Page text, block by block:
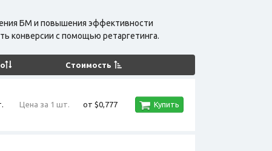
БМ и повышения эффективности
конверсии с помощью ретаргетинга.
Стоимость
Цена за 1 шт. от $0,777 Купить